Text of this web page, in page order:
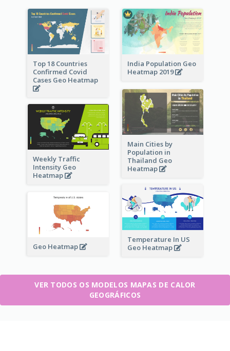
Top 18 Countries
Confirmed Covid
Cases Geo Heatmap
India Population Geo
Heatmap 2019
Main Cities by
Population in
Thailand Geo
Heatmap
Weekly Traffic
Intensity Geo
Heatmap
Temperature In US
Geo Heatmap
Geo Heatmap
VER TODOS OS MODELOS MAPAS DE CALOR
GEOGRÁFICOS